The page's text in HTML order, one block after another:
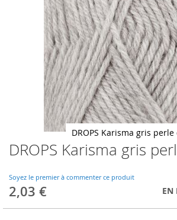
DROPS Karisma gris
Soyez le premier à commenter ce produit
2,03 € EN
DROPS Karisma gris
Skip
to
beginning
of
the